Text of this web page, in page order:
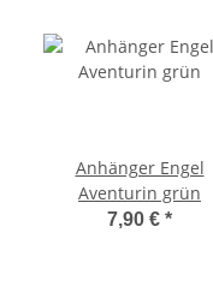
Anhänger Engel
Aventurin grün
7,90 € *